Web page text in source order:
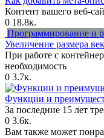
Контент вашего веб-
0 18.8к.
Программирование и
Увеличение размера
При работе с
необходимость
0 3.7к.
Функции и
За последние 15 лет
0 3.6к.
Вам также может